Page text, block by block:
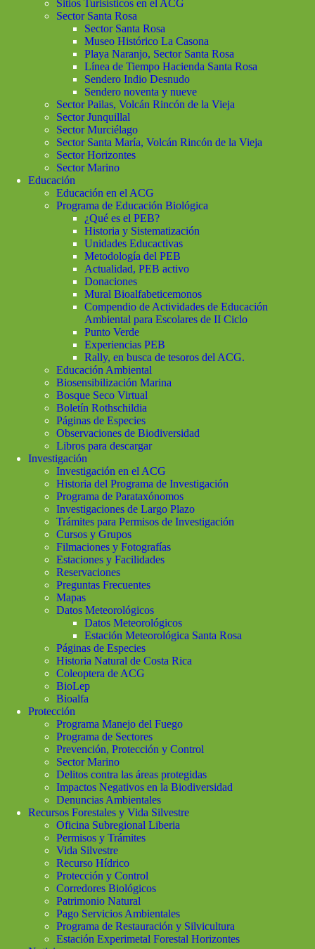
Sitios Turisísticos en el ACG
Sector Santa Rosa
Sector Santa Rosa
Museo Histórico La Casona
Playa Naranjo, Sector Santa Rosa
Línea de Tiempo Hacienda Santa Rosa
Sendero Indio Desnudo
Sendero noventa y nueve
Sector Pailas, Volcán Rincón de la Vieja
Sector Junquillal
Sector Murciélago
Sector Santa María, Volcán Rincón de la Vieja
Sector Horizontes
Sector Marino
Educación
Educación en el ACG
Programa de Educación Biológica
¿Qué es el PEB?
Historia y Sistematización
Unidades Educactivas
Metodología del PEB
Actualidad, PEB activo
Donaciones
Mural Bioalfabeticemonos
Compendio de Actividades de Educación
Ambiental para Escolares de II Ciclo
Punto Verde
Experiencias PEB
Rally, en busca de tesoros del ACG.
Educación Ambiental
Biosensibilización Marina
Bosque Seco Virtual
Boletín Rothschildia
Páginas de Especies
Observaciones de Biodiversidad
Libros para descargar
Investigación
Investigación en el ACG
Historia del Programa de Investigación
Programa de Parataxónomos
Investigaciones de Largo Plazo
Trámites para Permisos de Investigación
Cursos y Grupos
Filmaciones y Fotografías
Estaciones y Facilidades
Reservaciones
Preguntas Frecuentes
Mapas
Datos Meteorológicos
Datos Meteorológicos
Estación Meteorológica Santa Rosa
Páginas de Especies
Historia Natural de Costa Rica
Coleoptera de ACG
BioLep
Bioalfa
Protección
Programa Manejo del Fuego
Programa de Sectores
Prevención, Protección y Control
Sector Marino
Delitos contra las áreas protegidas
Impactos Negativos en la Biodiversidad
Denuncias Ambientales
Recursos Forestales y Vida Silvestre
Oficina Subregional Liberia
Permisos y Trámites
Vida Silvestre
Recurso Hídrico
Protección y Control
Corredores Biológicos
Patrimonio Natural
Pago Servicios Ambientales
Programa de Restauración y Silvicultura
Estación Experimetal Forestal Horizontes